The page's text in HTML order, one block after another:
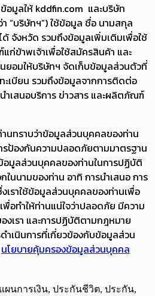
มูลให้ kddfin.com และบริษัท
“บริษัทฯ”) ใช้ข้อมูล ชื่อ นามสกุล
ด้ จังหวัด รวมถึงข้อมูลเพิ่มเติมเพื่อใช้
ข้าพเจ้าเพื่อใช้สมัครสินค้า และ
ยอมให้บริษัทฯ จัดเก็บข้อมูลส่วนตัวที่
ะเบียน รวมถึงข้อมูลจากการติดต่อ
นำเสนอบริการ ข่าวสาร และผลิตภัณฑ์
ทราบว่าข้อมูลส่วนบุคคลของท่าน
รป้องกันความปลอดภัยตามมาตรฐาน
อมูลส่วนบุคคลของท่านในการปฏิบัติ
นามของท่าน อาทิ การนำเสนอ การ
ราใช้ข้อมูลส่วนบุคคลของท่านเพื่อ
พื่อทำให้ท่านแน่ใจว่าปลอดภัย มีความ
งเรา และการปฏิบัติตามกฎหมาย
ดำเนินการที่เกี่ยวข้องกับข้อมูลส่วน
นโยบายคุ้มครองข้อมูลส่วนบุคคล